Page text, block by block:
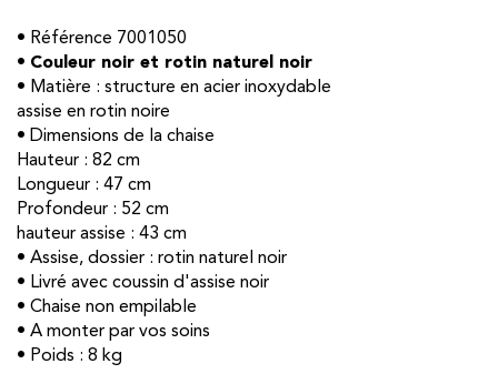
• Référence 7001050
• Couleur noir et rotin naturel noir
• Matière : structure en acier inoxydable
assise en rotin noire
• Dimensions de la chaise
Hauteur : 82 cm
Longueur : 47 cm
Profondeur : 52 cm
hauteur assise : 43 cm
• Assise, dossier : rotin naturel noir
• Livré avec coussin d'assise noir
• Chaise non empilable
• A monter par vos soins
• Poids : 8 kg